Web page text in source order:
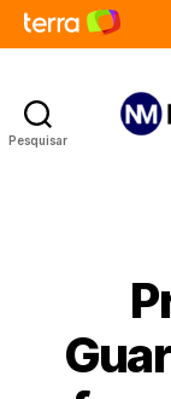
Pesquisar